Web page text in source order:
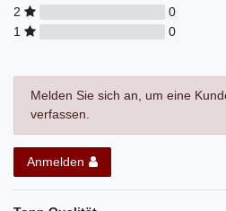
2
0
1
0
Melden Sie sich an, um eine
verfassen.
Anmelden